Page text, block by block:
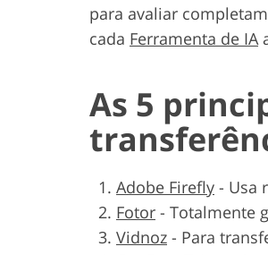
para avaliar
cada Ferramenta de IA
As 5
Adobe Firefly - Usa
Fotor - Totalmente
Vidnoz - Para